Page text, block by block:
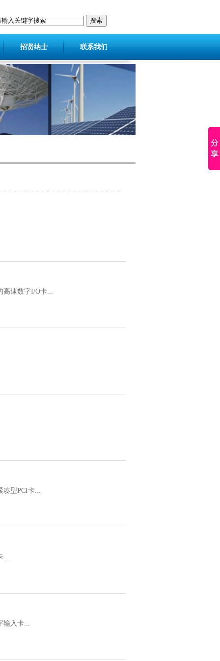
招贤纳士 联系我们
高速数字I/O卡...
凑型PCI卡...
...
输入卡...